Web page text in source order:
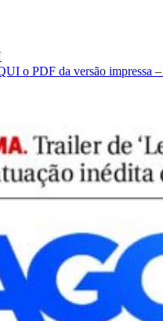
o PDF da versão impressa